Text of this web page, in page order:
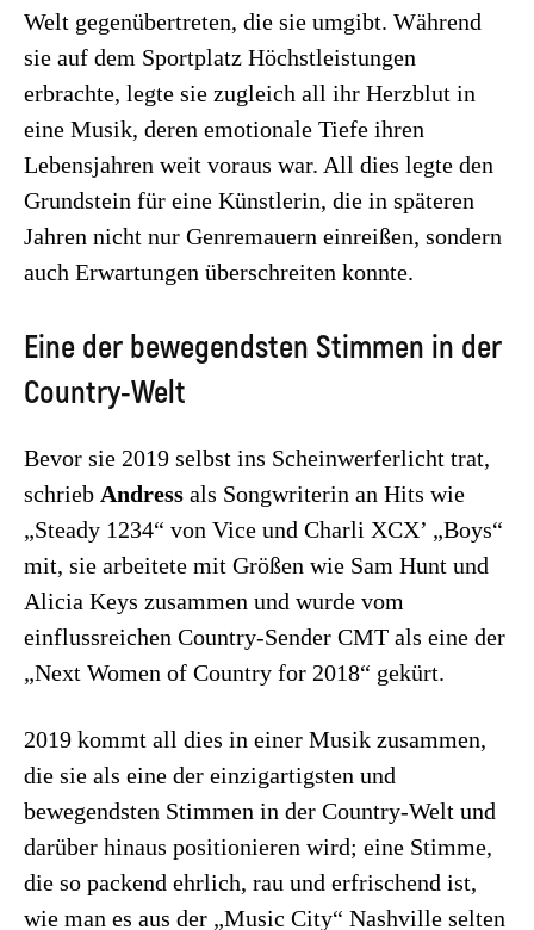
Welt gegenübertreten, die sie umgibt. Während
sie auf dem Sportplatz Höchstleistungen
erbrachte, legte sie zugleich all ihr Herzblut in
eine Musik, deren emotionale Tiefe ihren
Lebensjahren weit voraus war. All dies legte den
Grundstein für eine Künstlerin, die in späteren
Jahren nicht nur Genremauern einreißen, sondern
auch Erwartungen überschreiten konnte.
Eine der bewegendsten Stimmen in der
Country-Welt
Bevor sie 2019 selbst ins Scheinwerferlicht trat,
schrieb Andress als Songwriterin an Hits wie
„Steady 1234“ von Vice und Charli XCX’ „Boys“
mit, sie arbeitete mit Größen wie Sam Hunt und
Alicia Keys zusammen und wurde vom
einflussreichen Country-Sender CMT als eine der
„Next Women of Country for 2018“ gekürt.
2019 kommt all dies in einer Musik zusammen,
die sie als eine der einzigartigsten und
bewegendsten Stimmen in der Country-Welt und
darüber hinaus positionieren wird; eine Stimme,
die so packend ehrlich, rau und erfrischend ist,
wie man es aus der „Music City“ Nashville selten